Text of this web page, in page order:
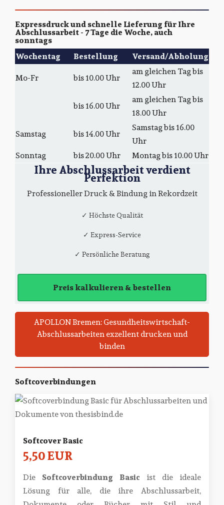
Expressdruck und schnelle Lieferung für Ihre
Abschlussarbeit - 7 Tage die Woche, auch
sonntags
Wochentag
Bestellung
Versand/Abholung
Mo-Fr
bis 10.00 Uhr
am gleichen Tag bis
12.00 Uhr
bis 16.00 Uhr
am gleichen Tag bis
18.00 Uhr
Samstag
bis 14.00 Uhr
Samstag bis 16.00
Uhr
Sonntag
bis 20.00 Uhr Montag bis 10.00 Uhr
Ihre Abschlussarbeit verdient
Perfektion
Professioneller Druck & Bindung in Rekordzeit
✓ Höchste Qualität
✓ Express-Service
✓ Persönliche Beratung
Preis kalkulieren & bestellen
APOLLON Bremen: Gesundheitswirtschaft-
Abschlussarbeiten exzellent drucken und
binden
Softcoverbindungen
Softcover Basic
5,50 EUR
Die Softcoverbindung Basic ist die ideale
Lösung für alle, die ihre Abschlussarbeit,